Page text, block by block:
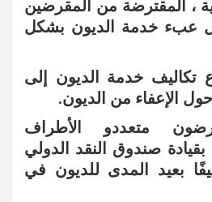
، المقترضة من المقرضين
عبء خدمة الديون بشكل
تكاليف خدمة الديون إلى
الإعفاء من الديون.
متعددو الأطراف
بقيادة صندوق النقد الدولي
بعيد المدى للديون في